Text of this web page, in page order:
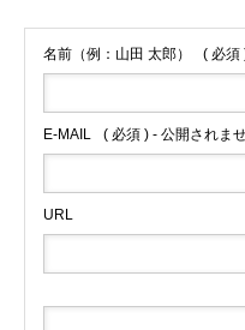
名前（例：山田 太郎） ( 必須
E-MAIL ( 必須 ) - 公開されま
URL